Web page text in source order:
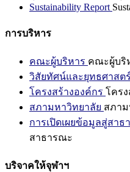
Sustainability Report
การบริหาร
คณะผู้บริหาร คณะผู้บริ
วิสัยทัศน์และยุทธศาสตร์
โครงสร้างองค์กร โคร
สภามหาวิทยาลัย สภา
การเปิดเผยข้อมูลสู่สาธ
สาธารณะ
บริจาคให้จุฬาฯ